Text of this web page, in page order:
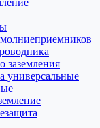
заземления
универсальные